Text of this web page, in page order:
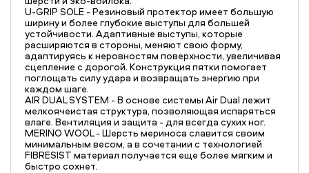
U-GRIP SOLE - Резиновый протектор имеет большую
ширину и более глубокие выступы для большей
устойчивости. Адаптивные выступы, которые
расширяются в стороны, меняют свою форму,
адаптируясь к неровностям поверхности, увеличивая
сцепление с дорогой. Конструкция пятки помогает
поглощать силу удара и возвращать энергию при
каждом шаге.
AIR DUAL SYSTEM - В основе системы Air Dual лежит
мелкоячеистая структура, позволяющая испаряться
влаге. Вентиляция и защита - для всегда сухих ног.
MERINO WOOL - Шерсть мериноса славится своим
минимальным весом, а в сочетании с технологией
FIBRESIST материал получается еще более мягким и
быстро сохнет.